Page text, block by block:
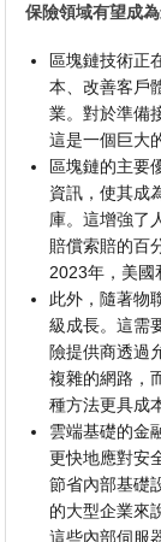
保險領域有望成
區塊鏈技術正
本、改善客戶
業。對於準備
這是一個巨大
區塊鏈的主要
資訊，使其成
庫。這增強了
賠償索賠的百
2023年，美國
此外，隨著物
級成長。這需
險提供商透過
複雜的網路，
種方法更具成
雲端基礎的金
更快地應對安
節省內部基礎
的大型企業來
這些內部伺服